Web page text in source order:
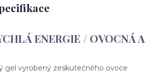
ENERGIE / OVOCNÁ A
gel vyrobený zeskutečného ovoce